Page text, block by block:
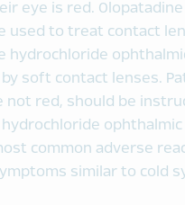
eye is red.
used to treat contact
hydrochloride
soft contact lenses.
not red, should be
common adverse
similar to cold